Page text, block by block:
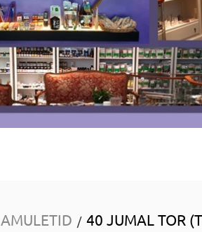
AMULETID / 40 JUMAL TOR